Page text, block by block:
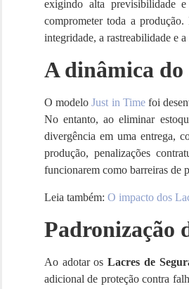
exigindo alta previsibilidade
comprometer toda a
integridade, a rastreabilidade e
A dinâmica do
O modeloJust in Timefoi
No entanto, ao eliminar
divergência em uma entrega,
produção, penalizações
funcionarem como barreiras de
Leia também: O impacto dos
Padronização
Ao adotar osLacres de
adicional de proteção contra